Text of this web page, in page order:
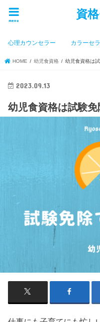
資
menu
心理カウンセラー カラーセ
HOME 幼児食資格 幼児食資格は
2023.09.13
幼児食資格は試験